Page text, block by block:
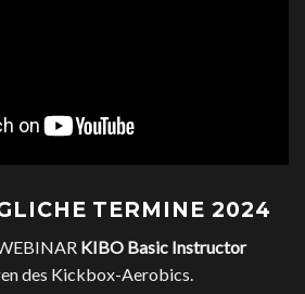
TERMINE 2024
KIBO Basic Instructor
des Kickbox-Aerobics.